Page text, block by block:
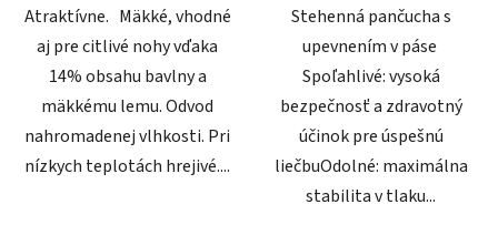
Atraktívne. Mäkké, vhodné
aj pre citlivé nohy vďaka
14% obsahu bavlny a
mäkkému lemu. Odvod
nahromadenej vlhkosti. Pri
nízkych teplotách hrejivé....
Stehenná pančucha s
upevnením v páse
Spoľahlivé: vysoká
bezpečnosť a zdravotný
účinok pre úspešnú
liečbuOdolné: maximálna
stabilita v tlaku...